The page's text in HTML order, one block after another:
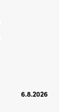
6.8.2026